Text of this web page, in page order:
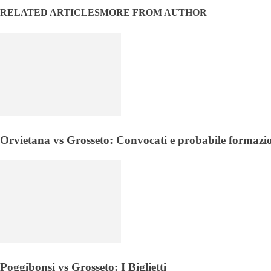
RELATED ARTICLESMORE FROM AUTHOR
Orvietana vs Grosseto: Convocati e probabile
Poggibonsi vs Grosseto: I Biglietti